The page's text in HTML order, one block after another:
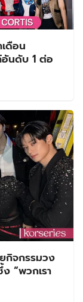
ดือน
นดับ 1 ต่อ
กิจกรรมวง
“พวกเรา